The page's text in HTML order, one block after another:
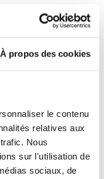
À propos des cookies
le contenu
relatives aux
Nous
sur l'utilisation de
sociaux, de
quoi faire et visiter
Roero, tout en
temps réel